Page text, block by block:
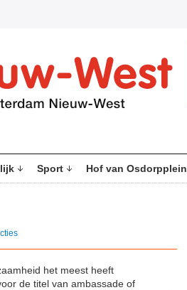
Sport Hof van Osdorpplein
het meest heeft
de titel van ambassade of